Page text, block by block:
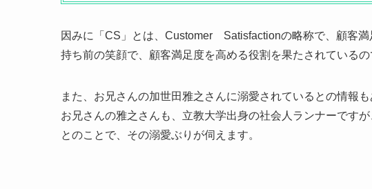
因みに「CS」とは、Customer Satisfactionの略称で、顧客満
持ち前の笑顔で、顧客満足度を高める役割を果たされているの
また、お兄さんの加世田雅之さんに溺愛されているとの情報も
お兄さんの雅之さんも、立教大学出身の社会人ランナーです
とのことで、その溺愛ぶりが伺えます。